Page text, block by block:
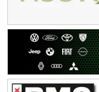
PATAGONICO - F6
CSK - F7
Juventud Unida (Tierra)
Humboldt (Santa Fe)
NORESTE SANTAFESINO - F6
Ciudad de Avellaneda (Asfalto)